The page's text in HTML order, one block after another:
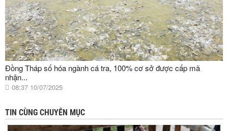
Đồng Tháp số hóa ngành cá tra, 100% cơ sở được cấp mã
nhận...
08:37 10/07/2025
TIN CÙNG CHUYÊN MỤC